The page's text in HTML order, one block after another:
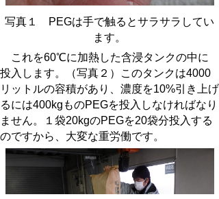
写真１ PEGは手で触るとサラサラしてい
ます。
これを60℃に加熱した含浸タンクの中に
投入します。（写真２）このタンクは4000
リットルの容積があり、濃度を10%引き上げ
るには400kg ものPEGを投入しなければなり
ません。１袋20kgのPEGを20袋分投入する
のですから、大変な重労働です。